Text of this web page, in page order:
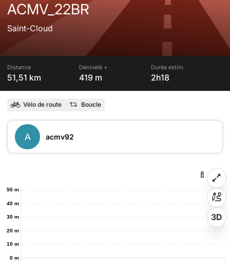
ACMV_22BR
Saint-Cloud
Distance
51,51 km
Dénivelé +
419 m
Durée estim.
2h18
Vélo de route Boucle
A acmv92
0 m
10 m
20 m
30 m
40 m
50 m
3D